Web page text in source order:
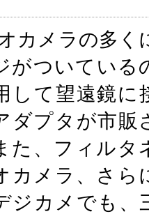
カメラの多く
がついている
して望遠鏡に
ダプタが市販
た、フィルタ
カメラ、さら
ジカメでも、